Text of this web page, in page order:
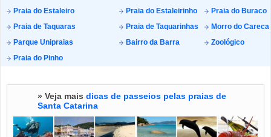
Praia do Estaleiro
Praia do Estaleirinho
Praia do Buraco
Praia de Taquaras
Praia de Taquarinhas
Morro do Careca
Parque Unipraias
Bairro da Barra
Zoológico
Praia do Pinho
» Veja mais dicas de passeios pelas praias de
Santa Catarina